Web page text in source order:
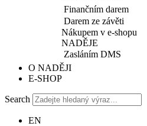
Finančním darem
Darem ze závěti
Nákupem v e-shopu
NADĚJE
Zasláním DMS
O NADĚJI
E-SHOP
Search
EN